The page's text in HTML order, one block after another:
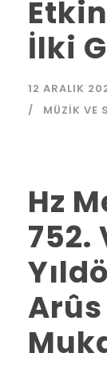
İlki
12 ARALIK
MÜZIK VE
Hz
752.